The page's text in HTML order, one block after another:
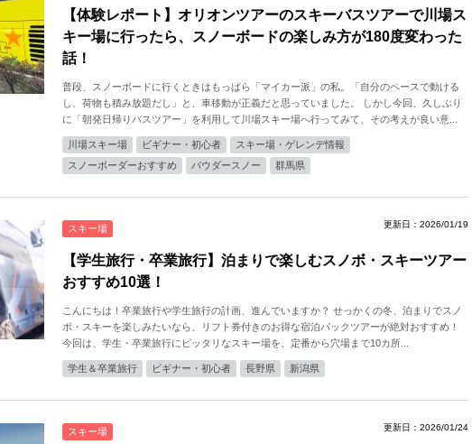
【体験レポート】オリオンツアーのスキーバスツアーで川場ス
キー場に行ったら、スノーボードの楽しみ方が180度変わった
話！
普段、スノーボードに行くときはもっぱら「マイカー派」の私。「自分のペースで動ける
し、荷物も積み放題だし」と、車移動が正義だと思っていました。 しかし今回、久しぶり
に「朝発日帰りバスツアー」を利用して川場スキー場へ行ってみて、その考えが良い意...
川場スキー場 ビギナー・初心者
スキー場・ゲレンデ情報
スノーボーダーおすすめ
パウダースノー 群馬県
スキー場 更新日：2026/01/19
【学生旅行・卒業旅行】泊まりで楽しむスノボ・スキーツアー
おすすめ10選！
こんにちは！卒業旅行や学生旅行の計画、進んでいますか？ せっかくの冬、泊まりでスノ
ボ・スキーを楽しみたいなら、リフト券付きのお得な宿泊パックツアーが絶対おすすめ！
今回は、学生・卒業旅行にピッタリなスキー場を、定番から穴場まで10カ所...
学生＆卒業旅行 ビギナー・初心者 長野県 新潟県
スキー場 更新日：2026/01/24